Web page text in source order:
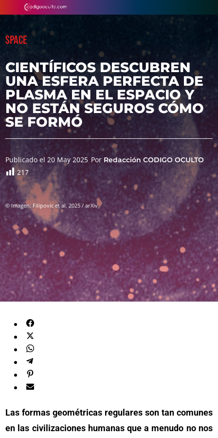
SPACE
CIENTÍFICOS DESCUBREN
UNA ESFERA PERFECTA DE
PLASMA EN EL ESPACIO Y
NO ESTÁN SEGUROS CÓMO
SE FORMÓ
Publicado el 20 May 2025 Por Redacción CODIGO OCULTO
217
© Imagen: Filipovic et al. 2025 / arXiv
Las formas geométricas regulares son tan comunes
en las civilizaciones humanas que a menudo no nos